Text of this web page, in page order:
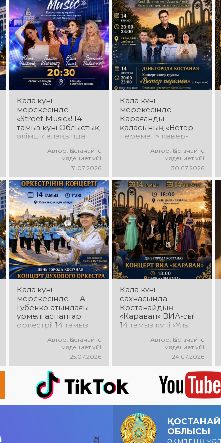
қатысатын «Алтын
дән» фестивалі өтеді!
Сіздерді жас
таланттардың
жарқын өнері, әсем
әндер, әсерлі билер
мен мерекелік көңіл
күй күтеді!
— Шамиль
Фахрутдинов.
Сіздерді әсерлі
хореографиялық
қойылымдар,
жарқын бейнелер,
қуатты ырғақ пен
мерекелік көңіл күй
күтеді!
Қала күні
мерекесінде —
«Street Music»! 14
тамыз күні Облыстық
әкімдік алаңында
ұжымдарының
«Street Music»
бағдарламасы өтеді!
Сіздерді заманауи
музыка, жарқын
орындаулар, қуатты
энергия мен
көтеріңкі мерекелік
көңіл күй күтеді!
Автор: Қостанай қ.
мәдениет үйі
31.07.2026
Қала күні
мерекесінде —
Қарағанды
қаласының «Ветер
перемен» кавер-
«Ұлы Дала»
саябағында Юрий
Шатунов пен
«Ласковый май»
тобының
шығармашылығына
арналған концерт
өтеді! Сіздерді
көпшілік сүйіп
тыңдайтын әндер,
жылы естеліктер мен
ерекше музыкалық
атмосфера күтеді!
Автор: Қостанай қ.
мәдениет үйі
30.07.2026
Қала күні
мерекесінде — А.
Губенко атындағы
үрмелі аспаптар
оркестрі! 14 тамыз
әкімдік алаңында
мерекелік концерті
өтеді. Бас дирижер
— Лилия Ислямова.
Сіздерді жанды
музыка, әсерлі
орындаулар мен
Автор: Қостанай қ.
мәдениет үйі
25.07.2026
Қала күні
сахнасында —
Қостанайдың
«Караван» ВИА-сы!
14 тамыз күні «Ұлы
«Караван» ВИА-
сының мерекелік
концерті өтеді!
Сіздерді сүйікті
әндер, жанды
музыка, жарқын
эмоциялар мен
көтеріңкі көңіл күй
күтеді!
Автор: Қостанай қ.
мәдениет үйі
24.07.2026
ҚОСТАНАЙ
ОБЛЫСЫ
ӘКІМДІГІНІҢ